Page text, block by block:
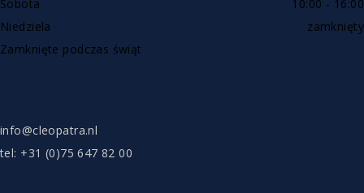
Sobota
10:00 - 16:00
Niedziela
zamknięty
Zamknięte podczas świąt
info@cleopatra.nl
tel: +31 (0)75 647 82 00